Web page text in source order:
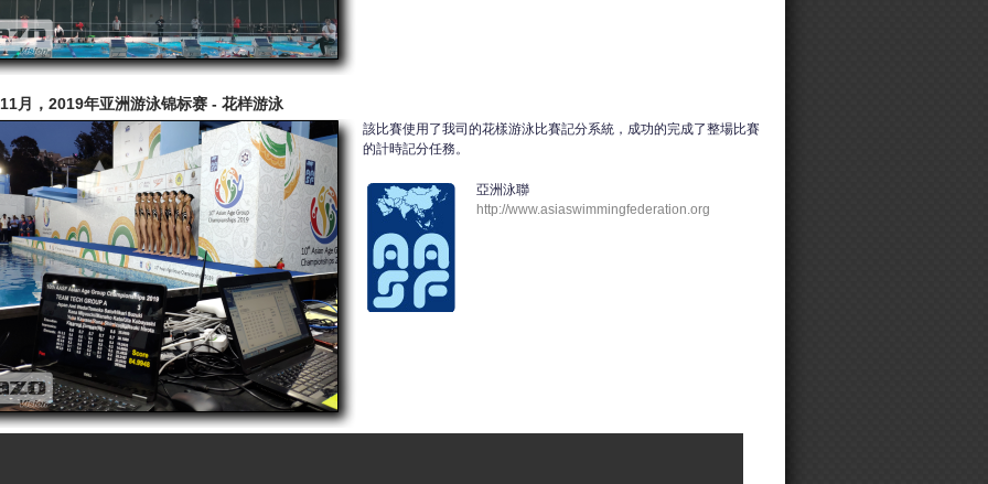
月，2019年亚洲游泳锦标赛 - 花样游泳
該比賽使用了我司的花樣游泳比賽記分系統，成功的完成了整場比賽
的計時記分任務。
亞洲泳聯
http://www.asiaswimmingfederation.org